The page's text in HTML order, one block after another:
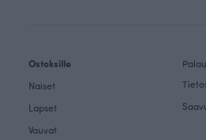
Ostoksille
Naiset
Lapset
Vauvat